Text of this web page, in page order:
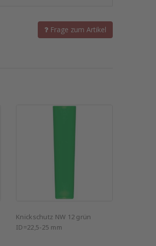
Frage zum Artikel
Knickschutz NW 12 grün
ID=22,5-25 mm